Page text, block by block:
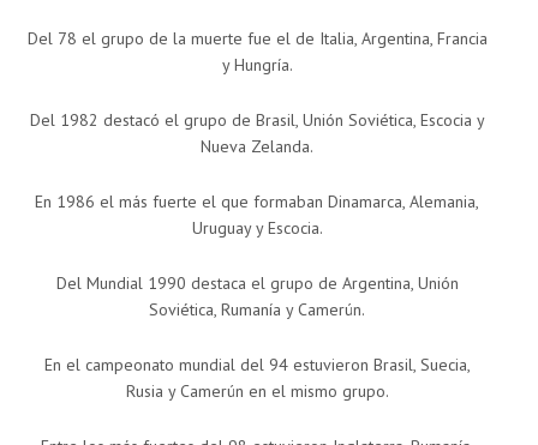
Del 78 el grupo de la muerte fue el de Italia, Argentina, Francia
y Hungría.
Del 1982 destacó el grupo de Brasil, Unión Soviética, Escocia y
Nueva Zelanda.
En 1986 el más fuerte el que formaban Dinamarca, Alemania,
Uruguay y Escocia.
Del Mundial 1990 destaca el grupo de Argentina, Unión
Soviética, Rumanía y Camerún.
En el campeonato mundial del 94 estuvieron Brasil, Suecia,
Rusia y Camerún en el mismo grupo.